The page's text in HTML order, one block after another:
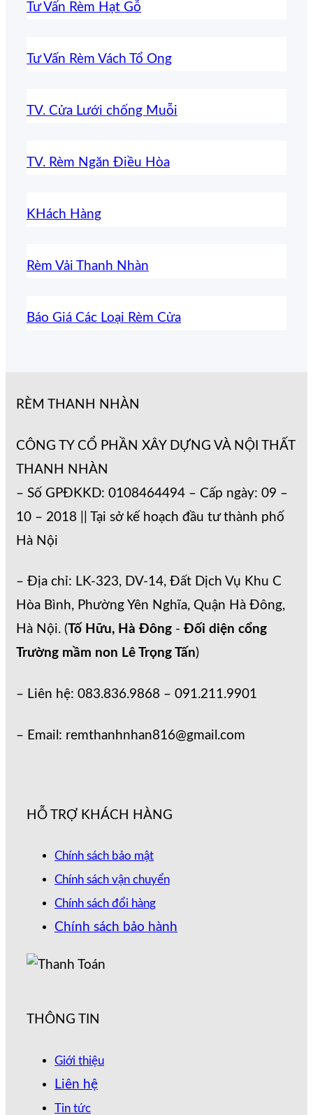
Tư Vấn Rèm Hạt Gỗ
Tư Vấn Rèm Vách Tổ Ong
TV. Cửa Lưới chống Muỗi
TV. Rèm Ngăn Điều Hòa
KHách Hàng
Rèm Vải Thanh Nhàn
Báo Giá Các Loại Rèm Cửa
RÈM THANH NHÀN
CÔNG TY CỔ PHẦN XÂY DỰNG VÀ NỘI THẤT
THANH NHÀN
– Số GPĐKKD: 0108464494 – Cấp ngày: 09 –
10 – 2018 || Tại sở kế hoạch đầu tư thành phố
Hà Nội
– Địa chỉ: LK-323, DV-14, Đất Dịch Vụ Khu C
Hòa Bình, Phường Yên Nghĩa, Quận Hà Đông,
Hà Nội. ( Tố Hữu, Hà Đông - Đối diện cổng
Trường mầm non Lê Trọng Tấn)
– Liên hệ: 083.836.9868 – 091.211.9901
– Email: remthanhnhan816@gmail.com
HỖ TRỢ KHÁCH HÀNG
Chính sách bảo mật
Chính sách vận chuyển
Chính sách đổi hàng
Chính sách bảo hành
THÔNG TIN
Giới thiệu
Liên hệ
Tin tức